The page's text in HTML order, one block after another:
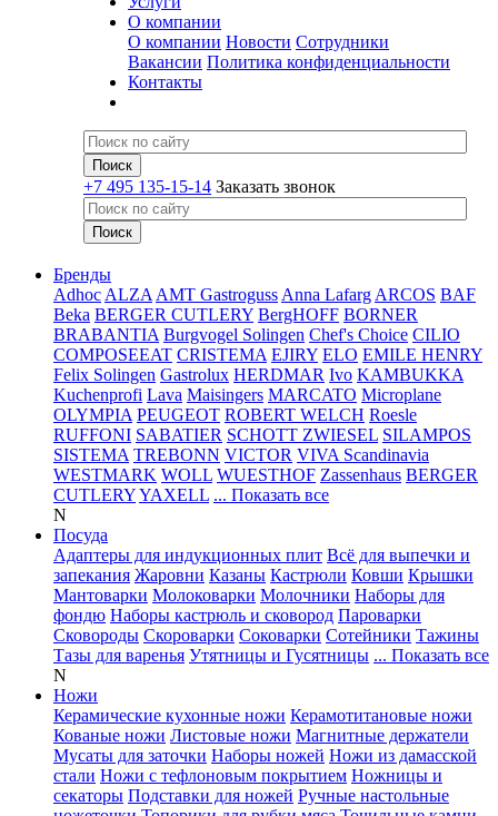
О компании
О компании Новости Сотрудники
Вакансии Политика конфиденциальности
Контакты
+7 495 135-15-14 Заказать звонок
Бренды
Adhoc ALZA AMT Gastroguss Anna Lafarg ARCOS BAF
Beka BERGER CUTLERY BergHOFF BORNER
BRABANTIA Burgvogel Solingen Chef's Choice CILIO
COMPOSEEAT CRISTEMA EJIRY ELO EMILE HENRY
Felix Solingen Gastrolux HERDMAR Ivo KAMBUKKA
Kuchenprofi Lava Maisingers MARCATO Microplane
OLYMPIA PEUGEOT ROBERT WELCH Roesle
RUFFONI SABATIER SCHOTT ZWIESEL SILAMPOS
SISTEMA TREBONN VICTOR VIVA Scandinavia
WESTMARK WOLL WUESTHOF Zassenhaus BERGER
CUTLERYYAXELL ... Показать все
N
Посуда
Адаптеры для индукционных плит Всё для выпечки и
запекания Жаровни Казаны Кастрюли Ковши Крышки
Мантоварки Молоковарки Молочники Наборы для
фондю Наборы кастрюль и сковород Пароварки
Сковороды Скороварки Соковарки Сотейники Тажины
Тазы для варенья Утятницы и Гусятницы ... Показать все
N
Ножи
Керамические кухонные ножи Керамотитановые ножи
Кованые ножи Листовые ножи Магнитные держатели
Мусаты для заточки Наборы ножей Ножи из дамасской
стали Ножи с тефлоновым покрытием Ножницы и
секаторы Подставки для ножей Ручные настольные